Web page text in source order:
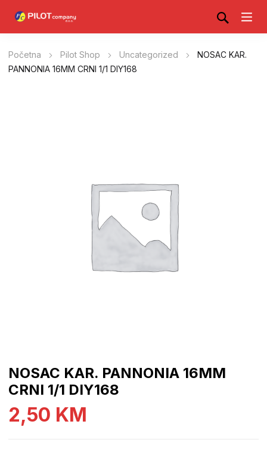
Početna Pilot Shop Uncategorized
NOSAC KAR.
PANNONIA 16MM CRNI 1/1 DIY168
NOSAC KAR. PANNONIA 16MM
CRNI 1/1 DIY168
2,50 KM